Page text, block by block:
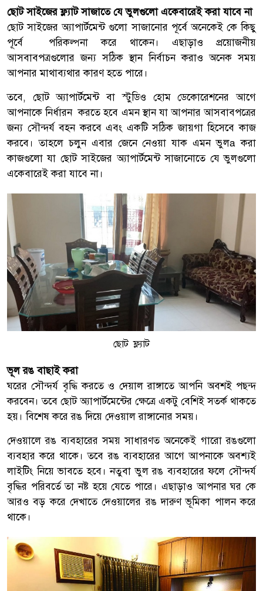
ছোট সাইজের ফ্ল্যাট সাজাতে যে ভুলগুলো একেবারেই করা যাবে না
ছোট সাইজের অ্যাপার্টমেন্ট গুলো সাজানোর পূর্বে অনেকেই কে কিছু
পূর্বে পরিকল্পনা করে থাকেন। এছাড়াও প্রয়োজনীয়
আসবাবপত্রগুলোর জন্য সঠিক স্থান নির্বাচন করাও অনেক সময়
আপনার মাথাব্যথার কারণ হতে পারে।
তবে, ছোট অ্যাপার্টমেন্ট বা স্টুডিও হোম ডেকোরেশনের আগে
আপনাকে নির্ধারন করতে হবে এমন স্থান যা আপনার আসবাবপত্রের
জন্য সৌন্দর্য বহন করবে এবং একটি সঠিক জায়গা হিসেবে কাজ
করবে। তাহলে চলুন এবার জেনে নেওয়া যাক এমন ভুলa করা
কাজগুলো যা ছোট সাইজের অ্যাপার্টমেন্ট সাজানোতে যে ভুলগুলো
একেবারেই করা যাবে না।
ছোট ফ্ল্যাট
ভূল রঙ বাছাই করা
ঘরের সৌন্দর্য বৃদ্ধি করতে ও দেয়াল রাঙ্গাতে আপনি অবশই পছন্দ
করবেন। তবে ছোট অ্যাপার্টমেন্টের ক্ষেত্রে একটু বেশিই সতর্ক থাকতে
হয়। বিশেষ করে রঙ দিয়ে দেওয়াল রাঙ্গানোর সময়।
দেওয়ালে রঙ ব্যবহারের সময় সাধারণত অনেকেই গারো রঙগুলো
ব্যবহার করে থাকে। তবে রঙ ব্যবহারের আগে আপনাকে অবশ্যই
লাইটিং নিয়ে ভাবতে হবে। নতুবা ভুল রঙ ব্যবহারের ফলে সৌন্দর্য
বৃদ্ধির পরিবর্তে তা নষ্ট হয়ে যেতে পারে। এছাড়াও আপনার ঘর কে
আরও বড় করে দেখাতে দেওয়ালের রঙ দারুণ ভূমিকা পালন করে
থাকে।